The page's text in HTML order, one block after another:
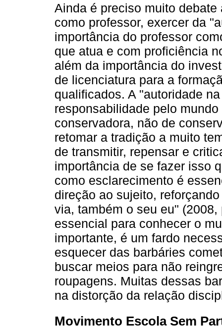
Ainda é preciso muito
como professor, exercer da
importância do professor
que atua e com proficiência
além da importância do
de licenciatura para a
qualificados. A "autoridade
responsabilidade pelo
conservadora, não de
retomar a tradição a muito
de transmitir, repensar e
importância de se fazer isso
como esclarecimento é
direção ao sujeito,
via, também o seu eu"
essencial para conhecer o
importante, é um fardo
esquecer das barbáries
buscar meios para não
roupagens. Muitas dessas
na distorção da relação
Movimento Escola Sem